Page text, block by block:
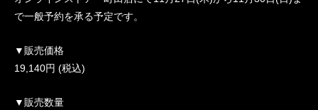
で一般予約を承る予定です。
▼販売価格
19,140円 (税込)
▼販売数量